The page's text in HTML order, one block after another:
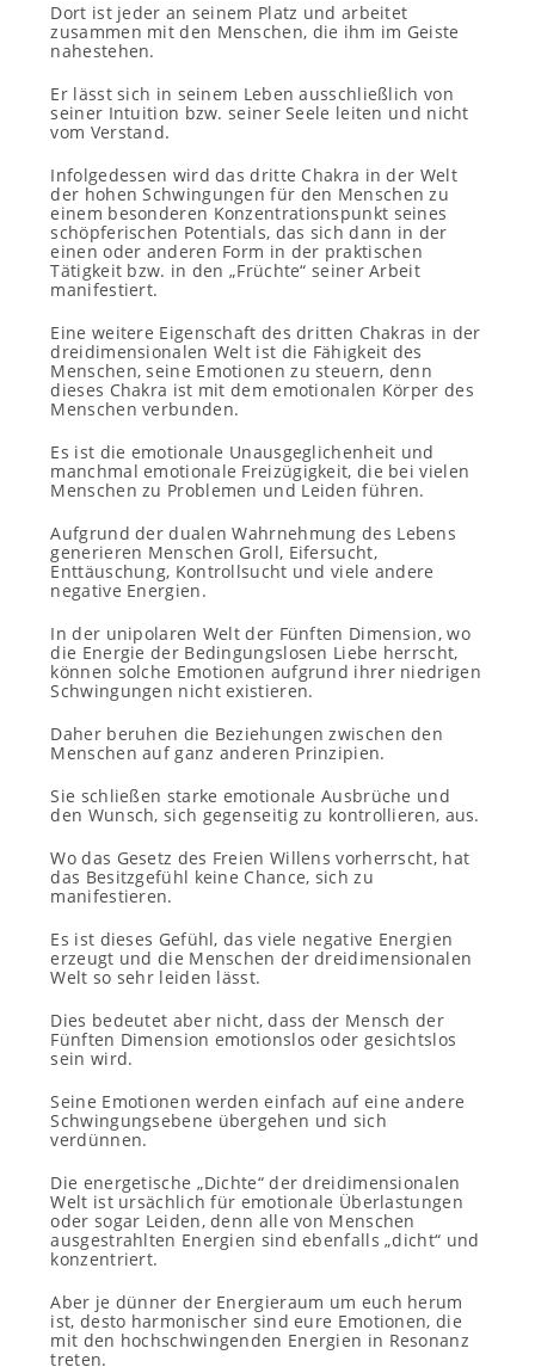
Dort ist jeder an seinem Platz und arbeitet
zusammen mit den Menschen, die ihm im Geiste
nahestehen.
Er lässt sich in seinem Leben ausschließlich von
seiner Intuition bzw. seiner Seele leiten und nicht
vom Verstand.
Infolgedessen wird das dritte Chakra in der Welt
der hohen Schwingungen für den Menschen zu
einem besonderen Konzentrationspunkt seines
schöpferischen Potentials, das sich dann in der
einen oder anderen Form in der praktischen
Tätigkeit bzw. in den „Früchte“ seiner Arbeit
manifestiert.
Eine weitere Eigenschaft des dritten Chakras in der
dreidimensionalen Welt ist die Fähigkeit des
Menschen, seine Emotionen zu steuern, denn
dieses Chakra ist mit dem emotionalen Körper des
Menschen verbunden.
Es ist die emotionale Unausgeglichenheit und
manchmal emotionale Freizügigkeit, die bei vielen
Menschen zu Problemen und Leiden führen.
Aufgrund der dualen Wahrnehmung des Lebens
generieren Menschen Groll, Eifersucht,
Enttäuschung, Kontrollsucht und viele andere
negative Energien.
In der unipolaren Welt der Fünften Dimension, wo
die Energie der Bedingungslosen Liebe herrscht,
können solche Emotionen aufgrund ihrer niedrigen
Schwingungen nicht existieren.
Daher beruhen die Beziehungen zwischen den
Menschen auf ganz anderen Prinzipien.
Sie schließen starke emotionale Ausbrüche und
den Wunsch, sich gegenseitig zu kontrollieren, aus.
Wo das Gesetz des Freien Willens vorherrscht, hat
das Besitzgefühl keine Chance, sich zu
manifestieren.
Es ist dieses Gefühl, das viele negative Energien
erzeugt und die Menschen der dreidimensionalen
Welt so sehr leiden lässt.
Dies bedeutet aber nicht, dass der Mensch der
Fünften Dimension emotionslos oder gesichtslos
sein wird.
Seine Emotionen werden einfach auf eine andere
Schwingungsebene übergehen und sich
verdünnen.
Die energetische „Dichte“ der dreidimensionalen
Welt ist ursächlich für emotionale Überlastungen
oder sogar Leiden, denn alle von Menschen
ausgestrahlten Energien sind ebenfalls „dicht“ und
konzentriert.
Aber je dünner der Energieraum um euch herum
ist, desto harmonischer sind eure Emotionen, die
mit den hochschwingenden Energien in Resonanz
treten.